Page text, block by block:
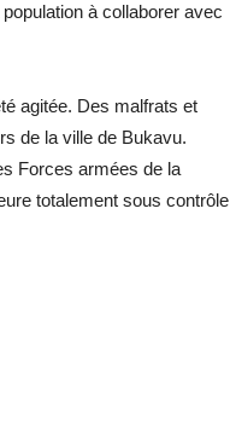
à collaborer avec
agitée. Des malfrats et
de la ville de Bukavu.
Forces armées de la
totalement sous contrôle